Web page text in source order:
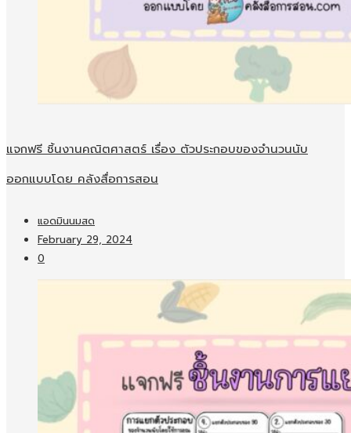
แจกฟรี ชิ้นงานคณิตศาสตร์ เรื่อง ตัวประกอบของจำนวนนับ
ออกแบบโดย คลังสื่อการสอน
แอดมินนมสด
February 29, 2024
0